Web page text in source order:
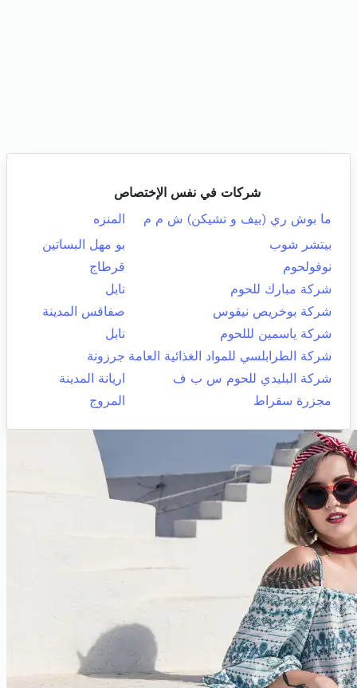
شركات في نفس الإختصاص
ما بوش ري (بيف و تشيكن) ش م م
المنزه
بيتشر شوب
بو مهل البساتين
نوفولحوم
قرطاج
شركة مبارك للحوم
نابل
شركة بوخريص نيقوس
صفاقس المدينة
شركة ياسمين لللحوم
نابل
شركة الطرابلسي للمواد الغذائية العامة جرزونة
شركة البليدي للحوم س ب ف
اريانة المدينة
مجزرة سقراط
المروج